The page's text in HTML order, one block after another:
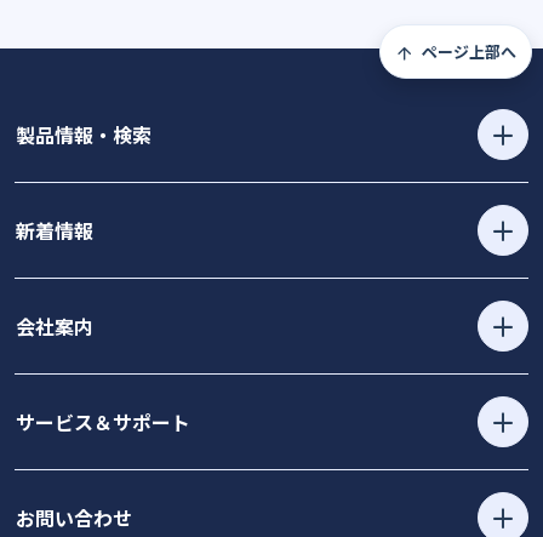
ページ上部へ
製品情報・検索
新着情報
会社案内
サービス＆サポート
お問い合わせ